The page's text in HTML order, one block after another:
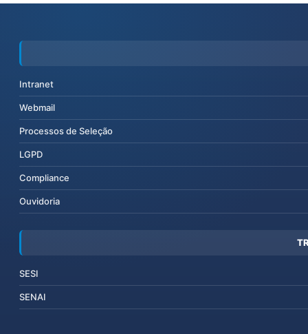
Intranet
Webmail
Processos de Seleção
LGPD
Compliance
Ouvidoria
SESI
SENAI